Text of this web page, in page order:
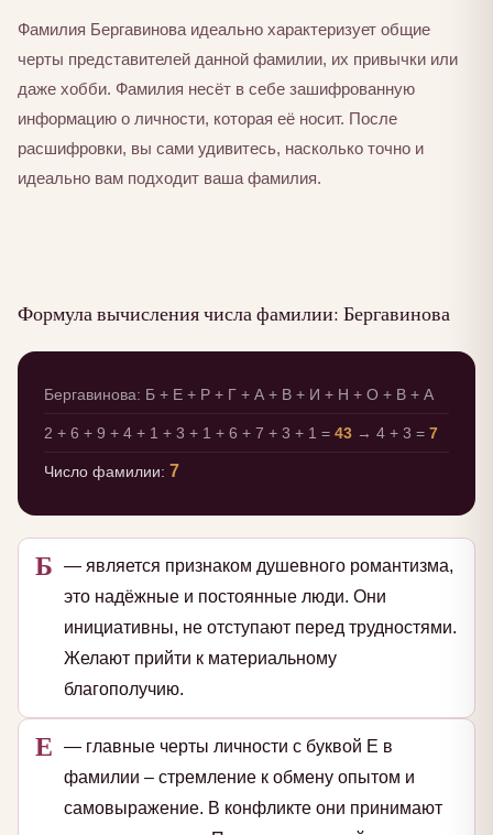
Фамилия Бергавинова идеально характеризует общие
черты представителей данной фамилии, их привычки или
даже хобби. Фамилия несёт в себе зашифрованную
информацию о личности, которая её носит. После
расшифровки, вы сами удивитесь, насколько точно и
идеально вам подходит ваша фамилия.
Формула вычисления числа фамилии: Бергавинова
Бергавинова: Б + Е + Р + Г + А + В + И + Н + О + В + А
2 + 6 + 9 + 4 + 1 + 3 + 1 + 6 + 7 + 3 + 1 = 43 → 4 + 3 = 7
Число фамилии: 7
Б
— является признаком душевного романтизма,
это надёжные и постоянные люди. Они
инициативны, не отступают перед трудностями.
Желают прийти к материальному
благополучию.
Е
— главные черты личности с буквой Е в
фамилии – стремление к обмену опытом и
самовыражение. В конфликте они принимают